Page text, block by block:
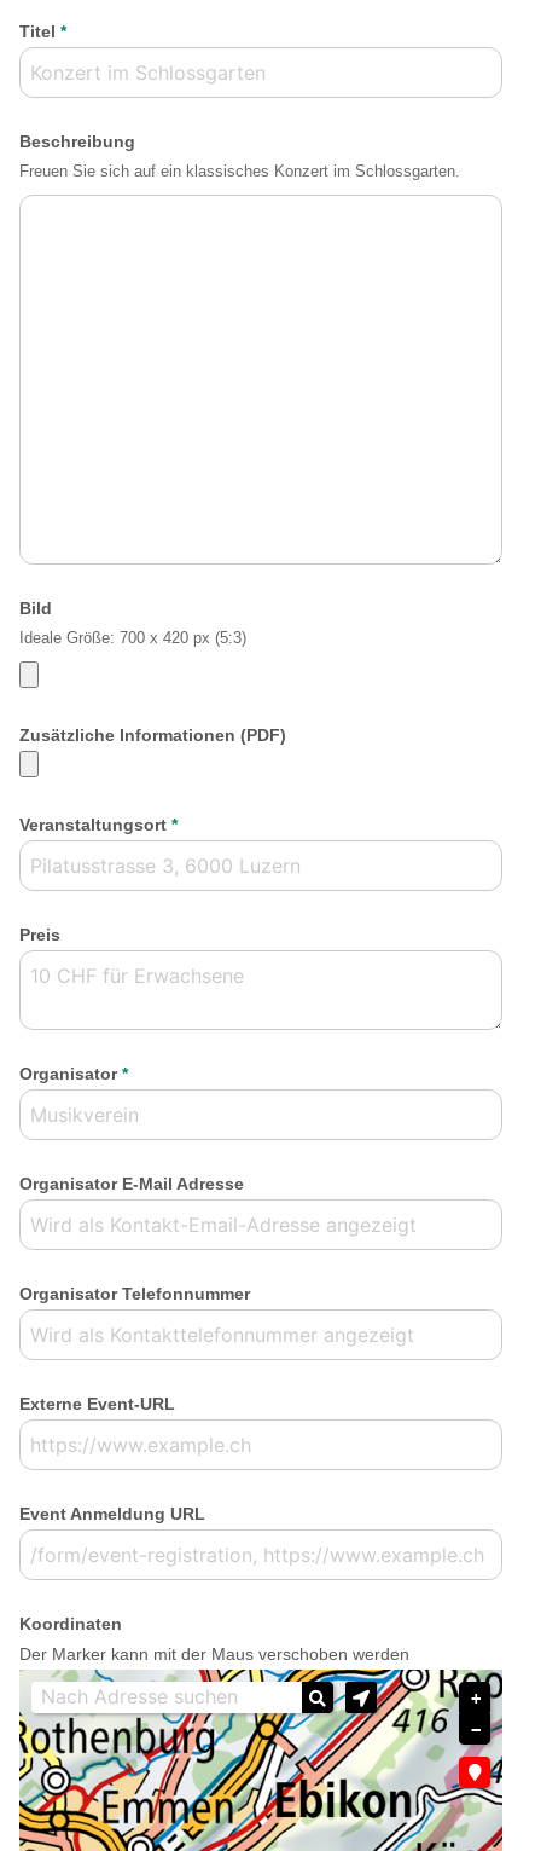
Titel *
Beschreibung
Freuen Sie sich auf ein klassisches Konzert im Schlossgarten.
Bild
Ideale Größe: 700 x 420 px (5:3)
Zusätzliche Informationen (PDF)
Veranstaltungsort *
Preis
Organisator *
Organisator E-Mail Adresse
Organisator Telefonnummer
Externe Event-URL
Event Anmeldung URL
Koordinaten
Der Marker kann mit der Maus verschoben werden
+
−